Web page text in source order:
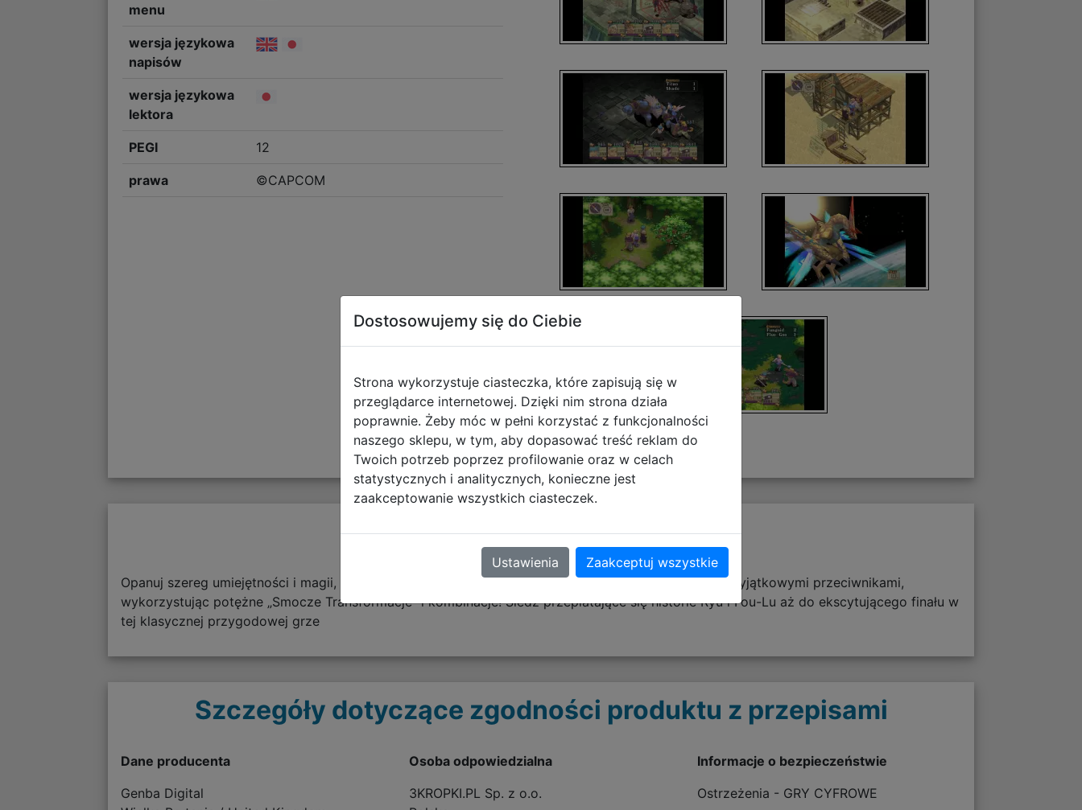
menu
wersja językowa
napisów
wersja językowa
lektora
PEGI 12
prawa ©CAPCOM
Opis produktu
Opanuj szereg umiejętności i magii, aby odnieść strategiczne zwycięstwa w bitwach, mierząc się z wyjątkowymi przeciwnikami,
wykorzystując potężne „Smocze Transformacje” i kombinacje! Śledź przeplatające się historie Ryu i Fou-Lu aż do ekscytującego finału w
tej klasycznej przygodowej grze
Szczegóły dotyczące zgodności produktu z przepisami
Dane producenta
Genba Digital
Osoba odpowiedzialna
3KROPKI.PL Sp. z o.o.
Informacje o bezpieczeństwie
Ostrzeżenia - GRY CYFROWE
Dostosowujemy się do Ciebie
Strona wykorzystuje ciasteczka, które zapisują się w
przeglądarce internetowej. Dzięki nim strona działa
poprawnie. Żeby móc w pełni korzystać z funkcjonalności
naszego sklepu, w tym, aby dopasować treść reklam do
Twoich potrzeb poprzez profilowanie oraz w celach
statystycznych i analitycznych, konieczne jest
zaakceptowanie wszystkich ciasteczek.
Ustawienia Zaakceptuj wszystkie